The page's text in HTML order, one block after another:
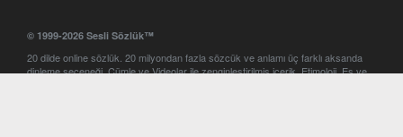
© 1999-2026 Sesli Sözlük™
20 dilde online sözlük. 20 milyondan fazla sözcük ve anlamı üç farklı aksanda
dinleme seçeneği. Cümle ve Videolar ile zenginleştirilmiş içerik. Etimoloji, Eş ve